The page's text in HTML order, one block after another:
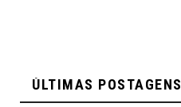
ÚLTIMAS POSTAGENS